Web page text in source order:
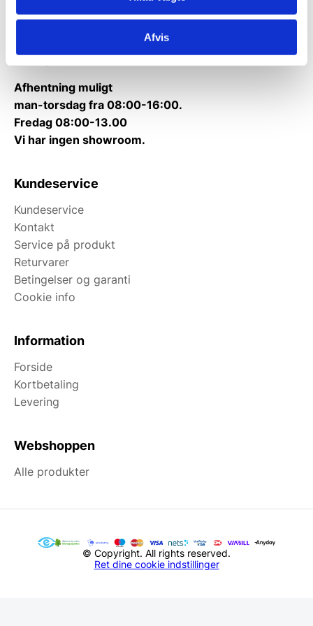
Afvis
Kontakt@wallshop.dk
Mandag til torsdag: 10:00 – 14:00.
Fredag: Telefonlukket.
Afhentning muligt
man-torsdag fra 08:00-16:00.
Fredag 08:00-13.00
Vi har ingen showroom.
Kundeservice
Kundeservice
Kontakt
Service på produkt
Returvarer
Betingelser og garanti
Cookie info
Information
Forside
Kortbetaling
Levering
Webshoppen
Alle produkter
© Copyright. All rights reserved.
Ret dine cookie indstillinger